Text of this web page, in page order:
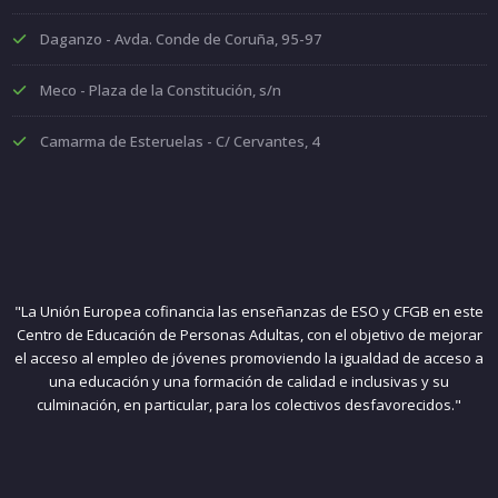
Daganzo - Avda. Conde de Coruña, 95-97
Meco - Plaza de la Constitución, s/n
Camarma de Esteruelas - C/ Cervantes, 4
"La Unión Europea cofinancia las enseñanzas de ESO y CFGB en este
Centro de Educación de Personas Adultas, con el objetivo de mejorar
el acceso al empleo de jóvenes promoviendo la igualdad de acceso a
una educación y una formación de calidad e inclusivas y su
culminación, en particular, para los colectivos desfavorecidos."